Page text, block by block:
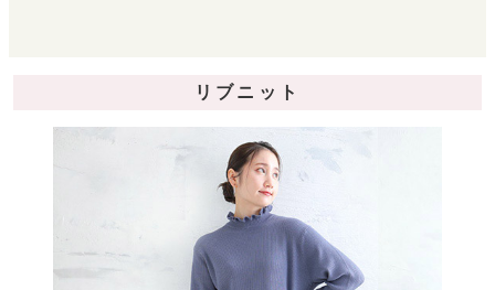
リブニット